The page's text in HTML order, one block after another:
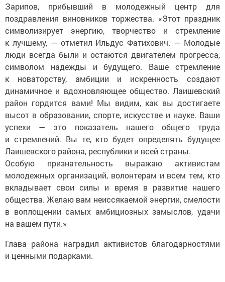
Зарипов, прибывший в молодежный центр для
поздравления виновников торжества. «Этот праздник
символизирует энергию, творчество и стремление
к лучшему, — отметил Ильдус Фатихович. — Молодые
люди всегда были и остаются двигателем прогресса,
символом надежды и будущего. Ваше стремление
к новаторству, амбиции и искренность создают
динамичное и вдохновляющее общество. Лаишевский
район гордится вами! Мы видим, как вы достигаете
высот в образовании, спорте, искусстве и науке. Ваши
успехи — это показатель нашего общего труда
и стремлений. Вы те, кто будет определять будущее
Лаишевского района, республики и всей страны.
Особую признательность выражаю активистам
молодежных организаций, волонтерам и всем тем, кто
вкладывает свои силы и время в развитие нашего
общества. Желаю вам неиссякаемой энергии, смелости
в воплощении самых амбициозных замыслов, удачи
на вашем пути.»
Глава района наградил активистов благодарностями
и ценными подарками.